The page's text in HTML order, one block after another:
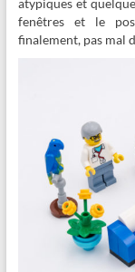
fenêtres et le
finalement, pas mal